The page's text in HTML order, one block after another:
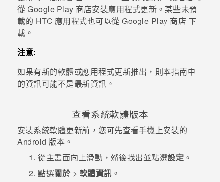
企業採購
VIVELAND
從 Google Play 商店安裝應用程式更新。某些未預
載的 HTC 應用程式也可以從 Google Play 商店 下
載。
注意:
如果有新的軟體或應用程式更新推出，則本指南中
的資訊可能不是最新資訊。
查看系統軟體版本
安裝系統軟體更新前，您可先查看手機上安裝的
Android 版本。
從主畫面向上滑動，然後找出並點選設定 。
點選關於 > 軟體資訊 。